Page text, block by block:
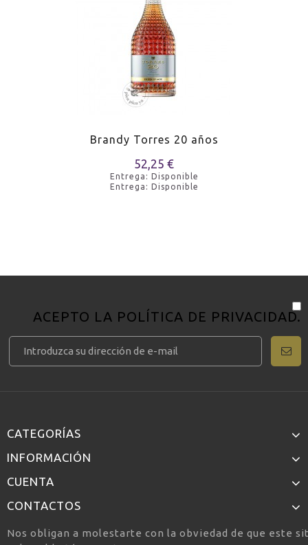
Brandy Torres 20 años
52,25 €
Entrega: Disponible
Entrega: Disponible
ACEPTO LA POLÍTICA DE PRIVACIDAD.
CATEGORÍAS
INFORMACIÓN
CUENTA
CONTACTOS
Nos obligan a molestarte con la obviedad de que este